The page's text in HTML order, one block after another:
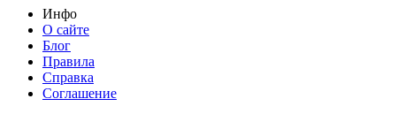
Инфо
О сайте
Блог
Правила
Справка
Соглашение